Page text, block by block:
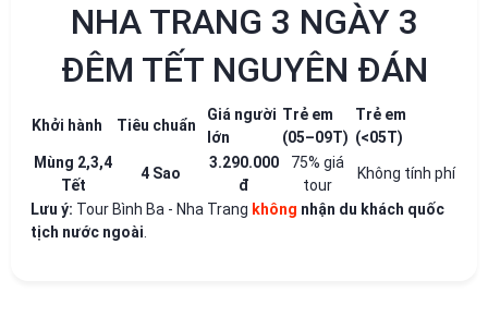
NHA TRANG 3 NGÀY 3
ĐÊM TẾT NGUYÊN ĐÁN
Khởi hành Tiêu chuẩn
Giá người
lớn
Trẻ em
(05–09T)
Trẻ em
(<05T)
Mùng 2,3,4
Tết
4 Sao
3.290.000
đ
75% giá
tour
Không tính phí
Lưu ý: Tour Bình Ba - Nha Trang không nhận du khách quốc
tịch nước ngoài.